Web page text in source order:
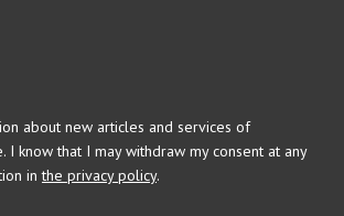
about new articles and services of
I know that I may withdraw my consent at any
inthe privacy policy.